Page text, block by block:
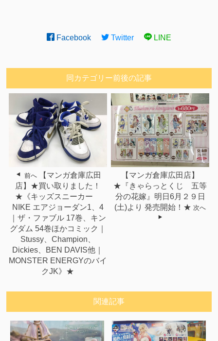
Facebook Twitter LINE
同カテゴリー前後の記事
前へ
【マンガ倉庫広田
店】★買い取りました！
★《キッズスニーカー
NIKE エアジョーダン1、4
｜ザ・ファブル 17巻、キン
グダム 54巻ほかコミック｜
Stussy、Champion、
Dickies、BEN DAVIS他｜
MONSTER ENERGYのバイ
クJK》★
【マンガ倉庫広田店】
★『きゃらっとくじ 五等
分の花嫁』明日6月２９日
(土)より 発売開始！★ 次へ
関連記事